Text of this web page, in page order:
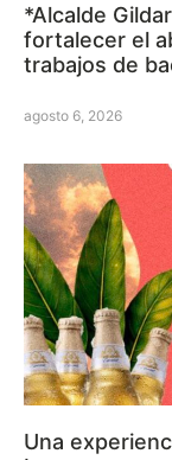
*Alcalde
fortalecer el
trabajos de
agosto 6, 2026
Una